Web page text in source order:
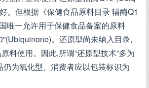
。但根据《保健食品原料目录 辅酶Q1
唯一允许用于保健食品备案的原料
。还原型尚未纳入目录,
料使用。因此,所谓“还原型技术”多为
仍为氧化型。消费者应以包装标识为